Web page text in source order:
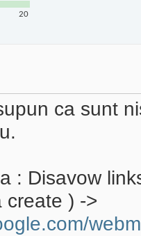
20
ca sunt
: Disavow
create ) ->